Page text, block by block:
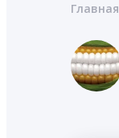
Главная